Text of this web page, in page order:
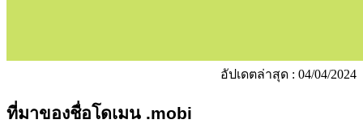
อัปเดตล่าสุด : 04/04/2024
ที่มาของชื่อโดเมน .mobi